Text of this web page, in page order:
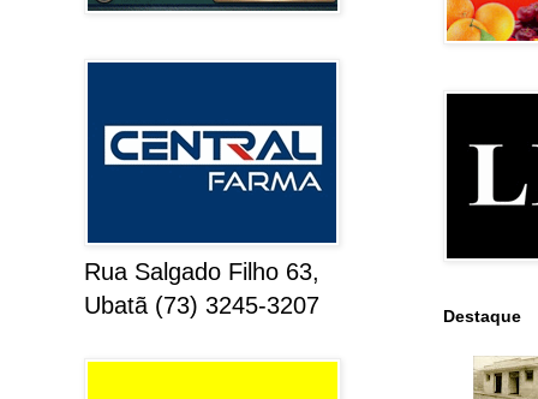
Destaque
Rua Salgado Filho 63,
Ubatã (73) 3245-3207